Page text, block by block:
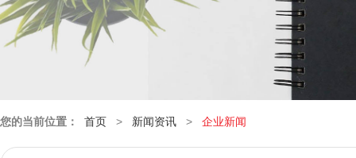
您的当前位置： 首页 > 新闻资讯 > 企业新闻